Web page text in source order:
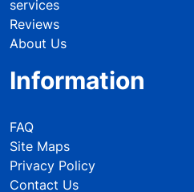
services
Reviews
About Us
Information
FAQ
Site Maps
Privacy Policy
Contact Us